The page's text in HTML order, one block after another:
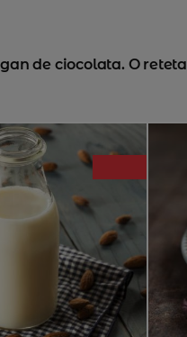
de ciocolata. O reteta